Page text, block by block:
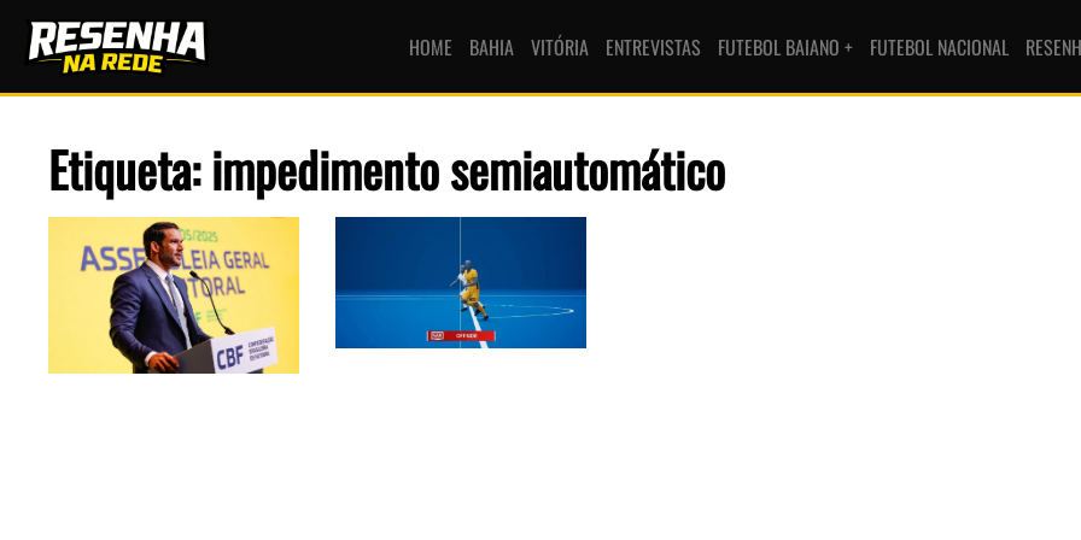
HOME BAHIA VITÓRIA ENTREVISTAS FUTEBOL BAIANO + FUTEBOL NACIONAL
Etiqueta: impedimento semiautomático